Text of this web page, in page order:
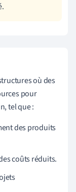
où des
pour
tel que :
des produits
coûts réduits.